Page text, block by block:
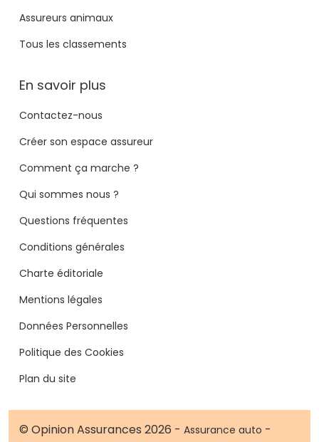
Assureurs animaux
Tous les classements
En savoir plus
Contactez-nous
Créer son espace assureur
Comment ça marche ?
Qui sommes nous ?
Questions fréquentes
Conditions générales
Charte éditoriale
Mentions légales
Données Personnelles
Politique des Cookies
Plan du site
© Opinion Assurances 2026 - Assurance auto -